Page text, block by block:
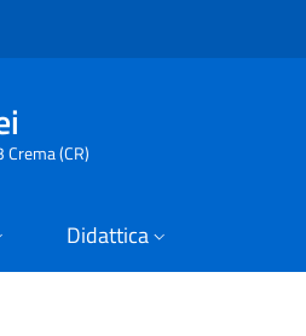
(CR)
Didattica